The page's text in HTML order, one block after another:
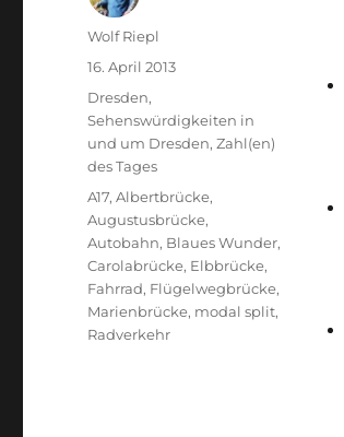
Autor
Wolf Riepl
Veröffentlicht
16. April 2013
Kategorien
Dresden,
Sehenswürdigkeiten in
und um Dresden,Zahl(en)
des Tages
Schlagwörter
A17,Albertbrücke,
Augustusbrücke,
Autobahn, Blaues Wunder,
Carolabrücke, Elbbrücke,
Fahrrad, Flügelwegbrücke,
Marienbrücke, modal split,
Radverkehr